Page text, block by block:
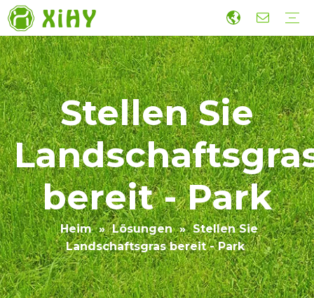
Stellen Sie
bereit - Park
Heim » Lösungen » Stellen Sie
Landschaftsgras bereit - Park